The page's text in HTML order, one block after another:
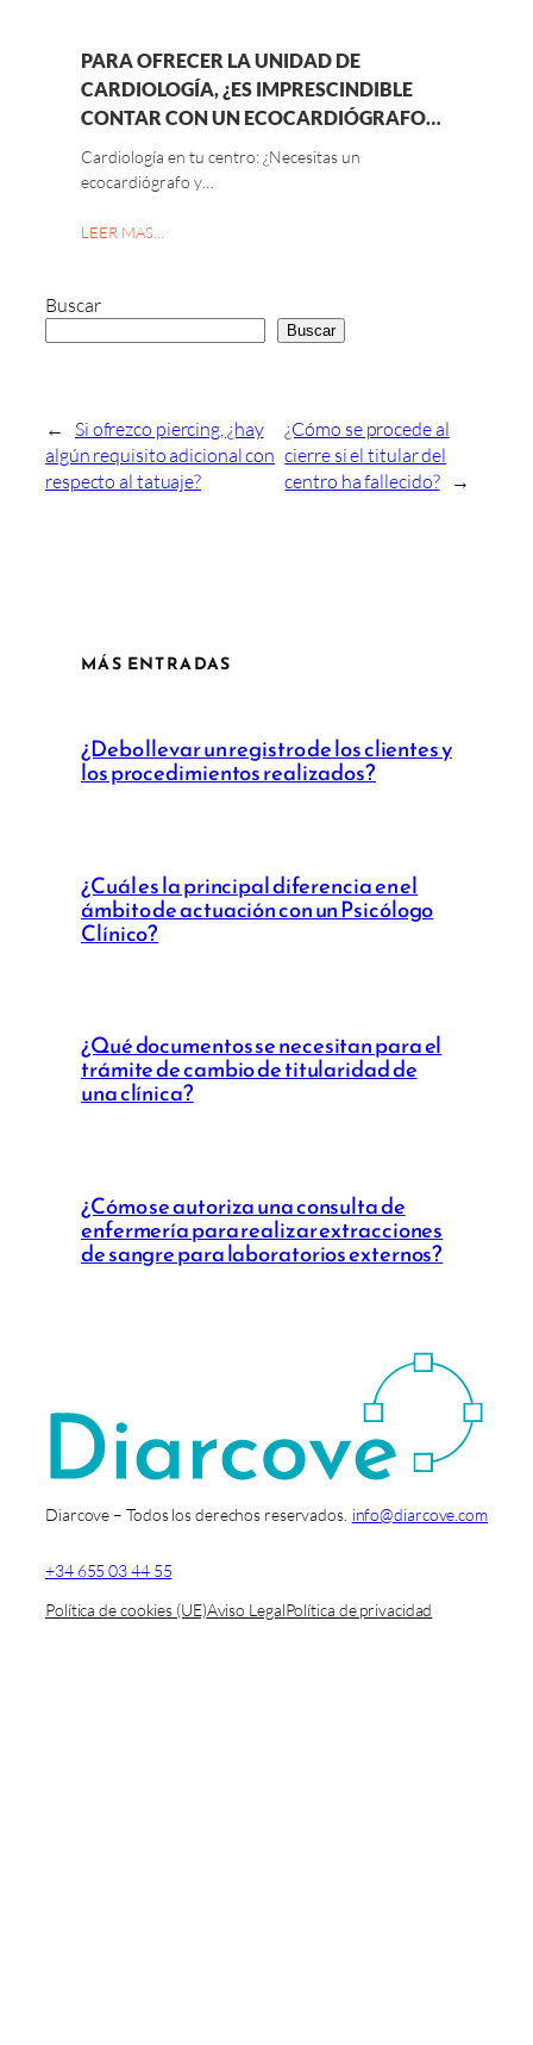
PARA OFRECER LA UNIDAD DE
CARDIOLOGÍA, ¿ES IMPRESCINDIBLE
CONTAR CON UN ECOCARDIÓGRAFO…
Cardiología en tu centro: ¿Necesitas un
ecocardiógrafo y…
LEER MAS…
Buscar
Buscar
← Si ofrezco piercing, ¿hay
algún requisito adicional con
respecto al tatuaje?
¿Cómo se procede al
cierre si el titular del
centro ha fallecido?
→
MÁS ENTRADAS
¿Debo llevar un registro de los clientes y
los procedimientos realizados?
¿Cuál es la principal diferencia en el
ámbito de actuación con un Psicólogo
Clínico?
¿Qué documentos se necesitan para el
trámite de cambio de titularidad de
una clínica?
¿Cómo se autoriza una consulta de
enfermería para realizar extracciones
de sangre para laboratorios externos?
Diarcove – Todos los derechos reservados. info@diarcove.com
+34 655 03 44 55
Política de cookies (UE)Aviso LegalPolítica de privacidad